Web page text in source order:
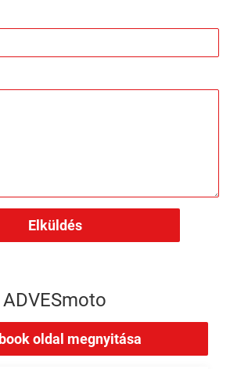
Elküldés
ADVESmoto
oldal megnyitása